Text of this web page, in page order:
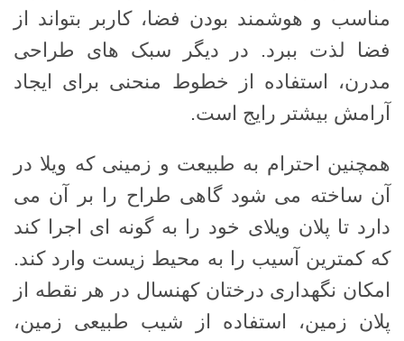
مناسب و هوشمند بودن فضا، کاربر بتواند از
فضا لذت ببرد. در دیگر سبک های طراحی
مدرن، استفاده از خطوط منحنی برای ایجاد
آرامش بیشتر رایج است.
همچنین احترام به طبیعت و زمینی که ویلا در
آن ساخته می شود گاهی طراح را بر آن می
دارد تا پلان ویلای خود را به گونه ای اجرا کند
که کمترین آسیب را به محیط زیست وارد کند.
امکان نگهداری درختان کهنسال در هر نقطه از
پلان زمین، استفاده از شیب طبیعی زمین،